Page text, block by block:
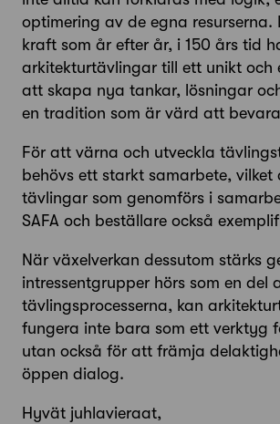
optimering av de egna resurserna.
kraft som år efter år, i 150 års tid
arkitekturtävlingar till ett unikt och
att skapa nya tankar, lösningar
en tradition som är värd att
För att värna och utveckla
behövs ett starkt samarbete, vilket
tävlingar som genomförs i
SAFA och beställare också
När växelverkan dessutom stärks
intressentgrupper hörs som en del
tävlingsprocesserna, kan
fungera inte bara som ett verktyg
utan också för att främja
öppen dialog.
Hyvät juhlavieraat,